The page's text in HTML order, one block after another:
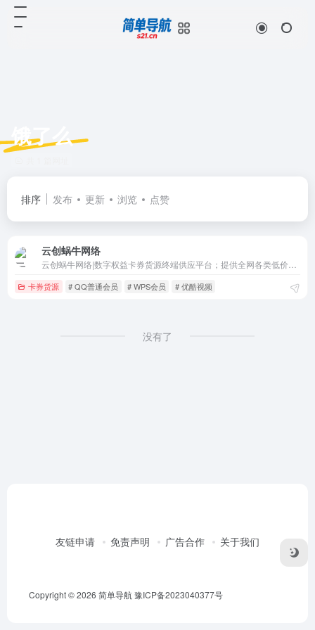
饿了么
排序 发布 更新 浏览 点赞
云创蜗牛网络
卡券货源 # QQ普通会员 # WPS会员 # 优酷视频
没有了
友链申请 免责声明 广告合作 关于我们
Copyright © 2026 简单导航豫ICP备2023040377号